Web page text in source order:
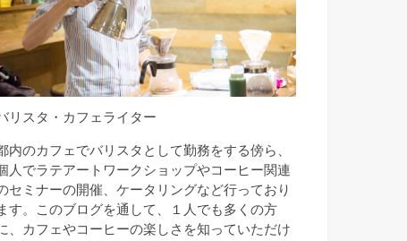
リスタ・カフェライター
内のカフェでバリスタとして勤務をする傍ら、
人でラテアートワークショップやコーヒー関連
セミナーの開催、ケータリングなど行っており
す。このブログを通して、１人でも多くの方
、カフェやコーヒーの楽しさを知っていただけ